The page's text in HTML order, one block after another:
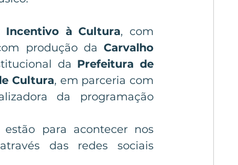
Incentivo à Cultura, com
produção da Carvalho
da Prefeitura de
Cultura, em parceria com
da programação
para acontecer nos